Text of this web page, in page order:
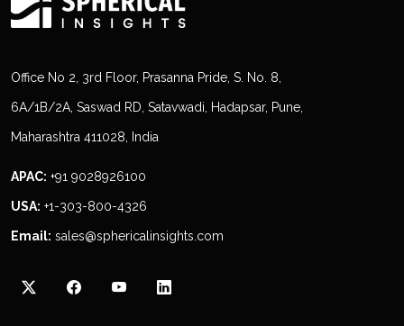
Office No 2, 3rd Floor, Prasanna Pride, S. No. 8,
6A/1B/2A, Saswad RD, Satavwadi, Hadapsar, Pune,
Maharashtra 411028, India
APAC: +91 9028926100
USA: +1-303-800-4326
Email: sales@sphericalinsights.com